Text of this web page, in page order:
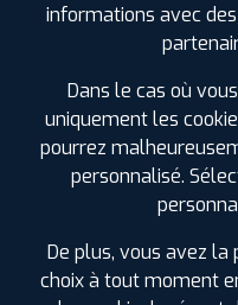
informations avec
Dans le cas où
uniquement les
pourrez
personnalisé.
De plus, vous avez
choix à tout moment